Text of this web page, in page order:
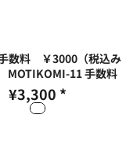
数料 ￥3000（税込み
MOTIKOMI-11 手数料
¥3,300 *